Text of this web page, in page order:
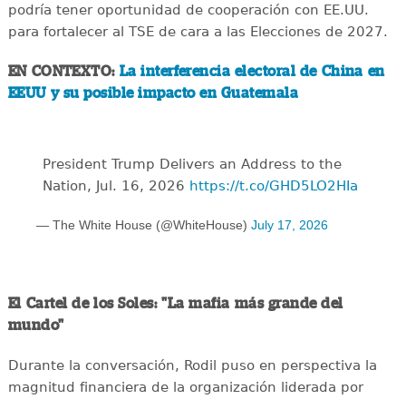
podría tener oportunidad de cooperación con EE.UU.
para fortalecer al TSE de cara a las Elecciones de 2027.
EN CONTEXTO:La interferencia electoral de China en
EEUU y su posible impacto en Guatemala
President Trump Delivers an Address to the
Nation, Jul. 16, 2026 https://t.co/GHD5LO2HIa
— The White House (@WhiteHouse) July 17, 2026
El Cartel de los Soles: "La mafia más grande del
mundo"
Durante la conversación, Rodil puso en perspectiva la
magnitud financiera de la organización liderada por